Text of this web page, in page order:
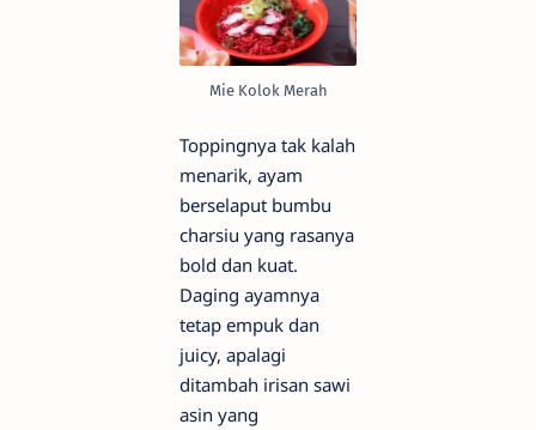
Mie Kolok Merah
Toppingnya tak kalah
menarik, ayam
berselaput bumbu
charsiu yang rasanya
bold dan kuat.
Daging ayamnya
tetap empuk dan
juicy, apalagi
ditambah irisan sawi
asin yang